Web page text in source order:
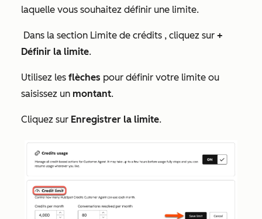
laquelle vous souhaitez définir une limite.
Dans la section Limite de crédits , cliquez sur +
Définir la limite.
Utilisez les flèches pour définir votre limite ou
saisissez un montant.
Cliquez sur Enregistrer la limite.